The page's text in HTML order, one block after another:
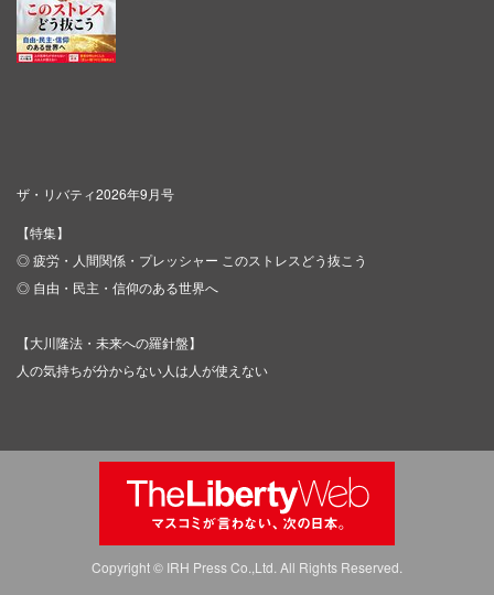
ザ・リバティ2026年9月号
【特集】
◎ 疲労・人間関係・プレッシャー このストレスどう抜こう
◎ 自由・民主・信仰のある世界へ
【大川隆法・未来への羅針盤】
人の気持ちが分からない人は人が使えない
Copyright © IRH Press Co.,Ltd. All Rights Reserved.